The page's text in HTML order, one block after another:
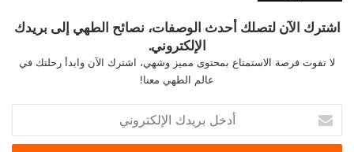
اشترك الآن لتصلك أحدث الوصفات، نصائح الطهي إلى بريدك
الإلكتروني.
لا تفوت فرصة الاستمتاع بمحتوى مميز وشهي، اشترك الآن وابدأ رحلتك في
عالم الطهي معنا!
خ